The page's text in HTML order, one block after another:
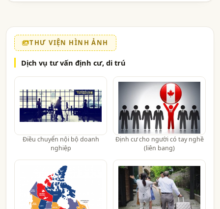
THƯ VIỆN HÌNH ẢNH
Dịch vụ tư vấn định cư, di trú
Điều chuyển nội bộ doanh
nghiệp
Định cư cho người có tay nghề
(liên bang)